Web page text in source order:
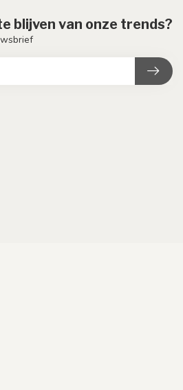
blijven van onze trends?